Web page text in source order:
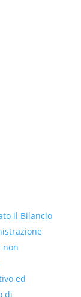
il Bilancio
non
ed
di